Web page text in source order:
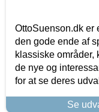
OttoSuenson.dk er
den gode ende af
klassiske områder,
de nye og
for at se deres
Se